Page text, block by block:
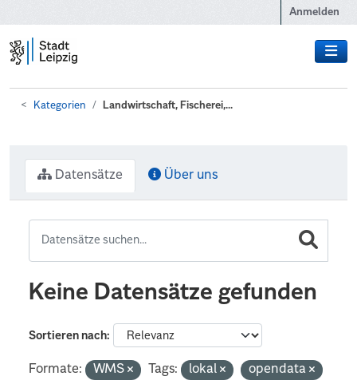
Anmelden
Kategorien Landwirtschaft, Fischerei,...
Datensätze Über uns
Keine Datensätze gefunden
Sortieren nach
Formate: WMS Tags: lokal
opendata